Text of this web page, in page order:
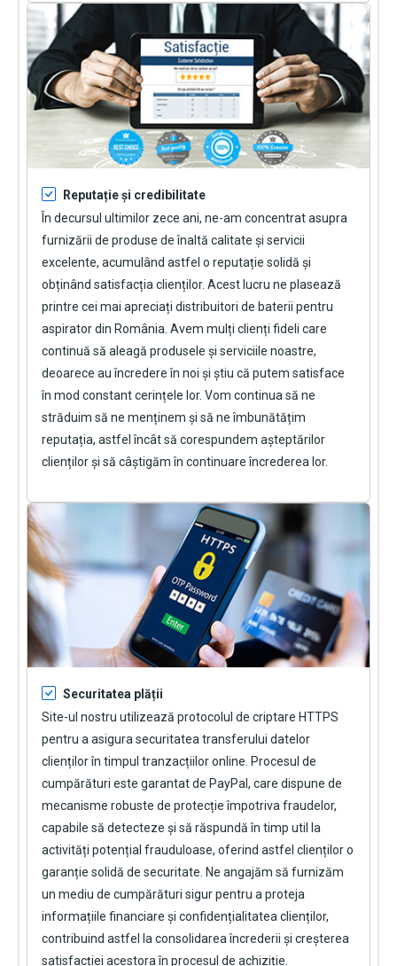
Reputație și credibilitate
În decursul ultimilor zece ani, ne-am concentrat asupra
furnizării de produse de înaltă calitate și servicii
excelente, acumulând astfel o reputație solidă și
obținând satisfacția clienților. Acest lucru ne plasează
printre cei mai apreciați distribuitori de baterii pentru
aspirator din România. Avem mulți clienți fideli care
continuă să aleagă produsele și serviciile noastre,
deoarece au încredere în noi și știu că putem satisface
în mod constant cerințele lor. Vom continua să ne
străduim să ne menținem și să ne îmbunătățim
reputația, astfel încât să corespundem așteptărilor
clienților și să câștigăm în continuare încrederea lor.
Securitatea plății
Site-ul nostru utilizează protocolul de criptare HTTPS
pentru a asigura securitatea transferului datelor
clienților în timpul tranzacțiilor online. Procesul de
cumpărături este garantat de PayPal, care dispune de
mecanisme robuste de protecție împotriva fraudelor,
capabile să detecteze și să răspundă în timp util la
activități potențial frauduloase, oferind astfel clienților o
garanție solidă de securitate. Ne angajăm să furnizăm
un mediu de cumpărături sigur pentru a proteja
informațiile financiare și confidențialitatea clienților,
contribuind astfel la consolidarea încrederii și creșterea
satisfacției acestora în procesul de achiziție.